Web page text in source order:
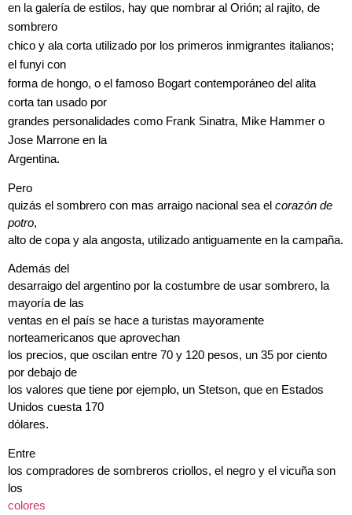
en la galería de estilos, hay que nombrar al Orión; al rajito, de
sombrero
chico y ala corta utilizado por los primeros inmigrantes italianos;
el funyi con
forma de hongo, o el famoso Bogart contemporáneo del alita
corta tan usado por
grandes personalidades como Frank Sinatra, Mike Hammer o
Jose Marrone en la
Argentina.
Pero
quizás el sombrero con mas arraigo nacional sea el corazón de
potro,
alto de copa y ala angosta, utilizado antiguamente en la campaña.
Además del
desarraigo del argentino por la costumbre de usar sombrero, la
mayoría de las
ventas en el país se hace a turistas mayoramente
norteamericanos que aprovechan
los precios, que oscilan entre 70 y 120 pesos, un 35 por ciento
por debajo de
los valores que tiene por ejemplo, un Stetson, que en Estados
Unidos cuesta 170
dólares.
Entre
los compradores de sombreros criollos, el negro y el vicuña son
los
colores